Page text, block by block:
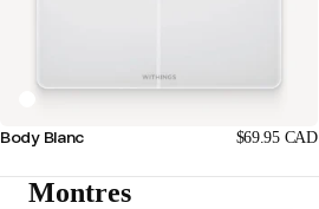
Body Blanc $69.95 CAD
Montres